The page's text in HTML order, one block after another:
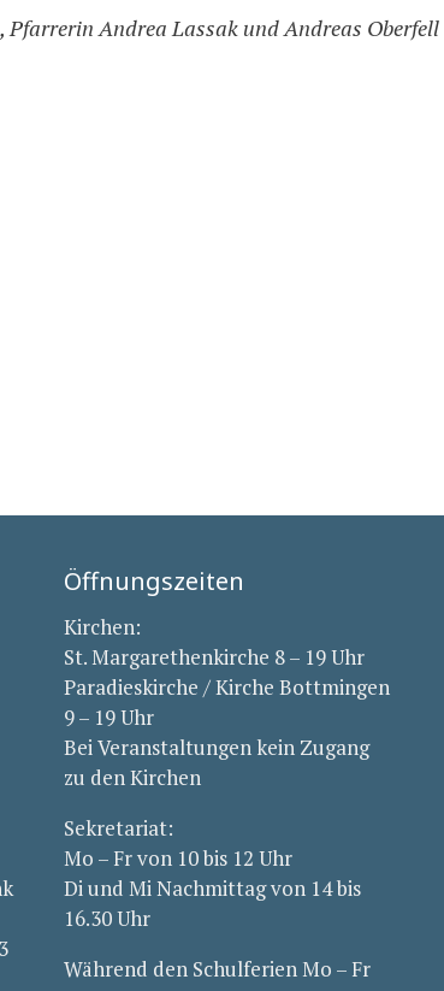
Pfarrerin Andrea Lassak und Andreas Oberfell
Öffnungszeiten
Kirchen:
St. Margarethenkirche 8 – 19 Uhr
Paradieskirche / Kirche Bottmingen
9 – 19 Uhr
Bei Veranstaltungen kein Zugang
zu den Kirchen
Sekretariat:
Mo – Fr von 10 bis 12 Uhr
Di und Mi Nachmittag von 14 bis
16.30 Uhr
Während den Schulferien Mo – Fr